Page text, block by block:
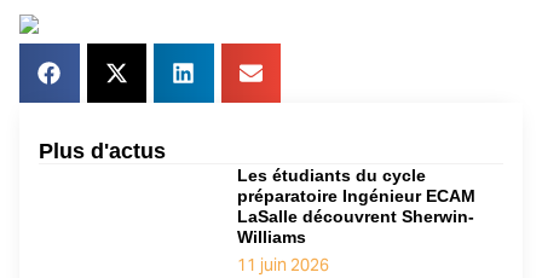
Plus d'actus
Les étudiants du cycle
préparatoire Ingénieur ECAM
LaSalle découvrent Sherwin-
Williams
11 juin 2026